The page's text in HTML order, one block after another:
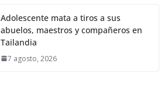
Adolescente mata a tiros a sus
abuelos, maestros y compañeros en
Tailandia
7 agosto, 2026